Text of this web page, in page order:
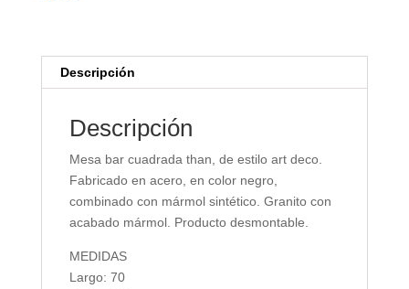
Descripción
Descripción
Mesa bar cuadrada than, de estilo art deco.
Fabricado en acero, en color negro,
combinado con mármol sintético. Granito con
acabado mármol. Producto desmontable.
MEDIDAS
Largo: 70